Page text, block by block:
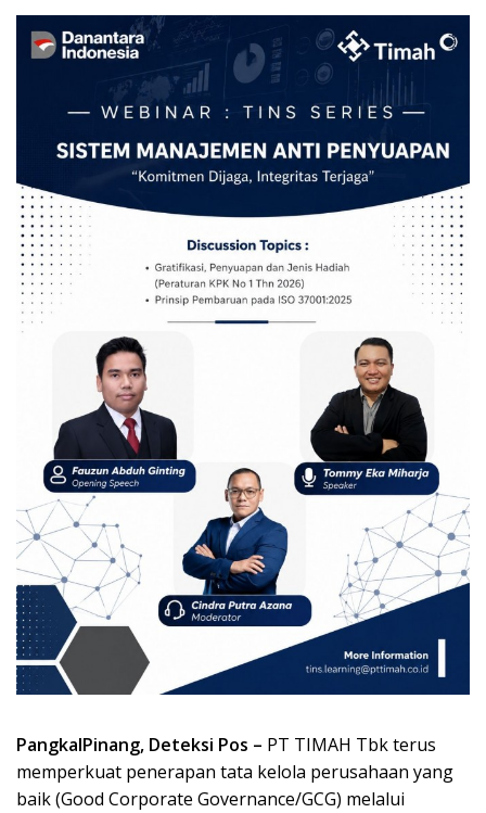
PangkalPinang, Deteksi Pos – PT TIMAH Tbk terus
memperkuat penerapan tata kelola perusahaan yang
baik (Good Corporate Governance/GCG) melalui